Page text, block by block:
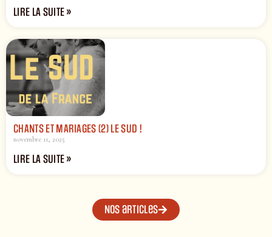
LIRE LA SUITE »
CHANTS ET MARIAGES (2) LE SUD !
novembre 11, 2025
LIRE LA SUITE »
Nos articles